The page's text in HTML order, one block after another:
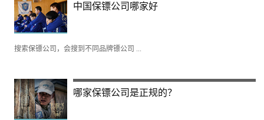
中国保镖公司哪家好
搜索保镖公司，会搜到不同品牌镖公司 ...
哪家保镖公司是正规的？